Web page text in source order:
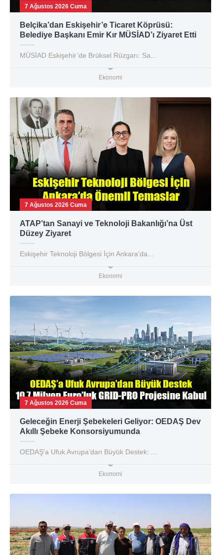
7 Ağustos 2026 Cuma
Belçika’dan Eskişehir’e Ticaret Köprüsü:
Belediye Başkanı Emir Kır MÜSİAD’ı Ziyaret Etti
MÜSİAD Eskişehir’de Brüksel Rüzgarı: Sa...
Ekonomi
7 Ağustos 2026 Cuma
ATAP’tan Sanayi ve Teknoloji Bakanlığı’na Üst
Düzey Ziyaret
Eskişehir Teknoloji Bölgesi İçin Ankara’da...
Ekonomi
7 Ağustos 2026 Cuma
Geleceğin Enerji Şebekeleri Geliyor: OEDAŞ Dev
Akıllı Şebeke Konsorsiyumunda
OEDAŞ’a Ufuk Avrupa’dan Büyük Destek: ...
Ekonomi